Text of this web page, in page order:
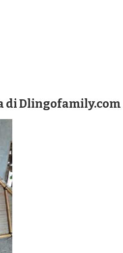
di Dlingofamily.com